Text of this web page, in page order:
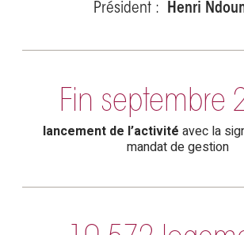
Président : Henri
Fin septembre
lancement de l’activité avec la
mandat de gestion